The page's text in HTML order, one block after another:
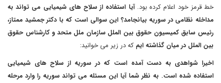
خط قرمز خود اعلام کرده بود.آیا استفاده از سلاح های شیمیایی می تواند به
مداخله نظامی در سوریه بیانجامد؟ این سوالی است که با دکتر جمشید ممتاز،
رئیس سابق کمیسیون حقوق بین الملل سازمان ملل متحد و کارشناس حقوق
بین الملل در میان گذاشته ایم که در زیر می خوانید:
اخیرا شواهدی به دست آمده است که در سوریه از سلاح های شیمیایی
استفاده شده است. به نظر شما آیا این مسئله می تواند سوریه را وارد مرحله